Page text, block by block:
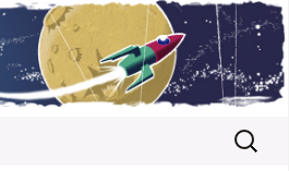
Buscar: